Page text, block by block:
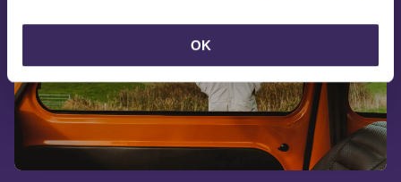
OK